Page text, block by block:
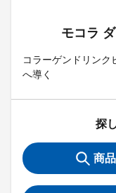
モコラ
コラーゲンドリンク
へ導く
探
商